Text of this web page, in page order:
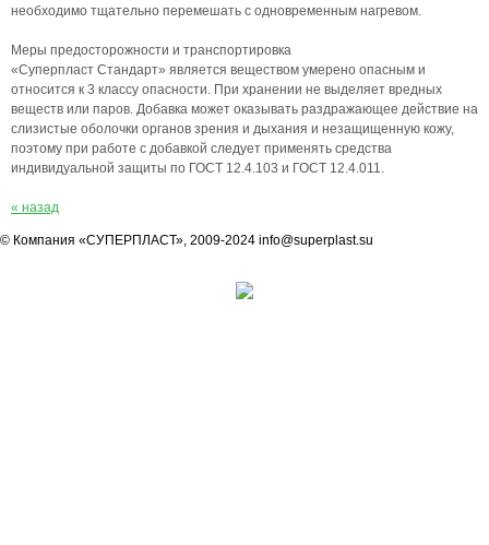
необходимо тщательно перемешать с одновременным нагревом.
Меры предосторожности и транспортировка
«Суперпласт Стандарт» является веществом умерено опасным и
относится к 3 классу опасности. При хранении не выделяет вредных
веществ или паров. Добавка может оказывать раздражающее действие на
слизистые оболочки органов зрения и дыхания и незащищенную кожу,
поэтому при работе с добавкой следует применять средства
индивидуальной защиты по ГОСТ 12.4.103 и ГОСТ 12.4.011.
« назад
© Компания «СУПЕРПЛАСТ», 2009-2024 info@superplast.su